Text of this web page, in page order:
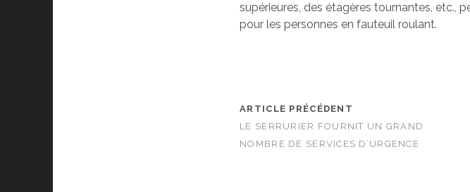
supérieures, des étagères tournantes, etc.,
pour les personnes en fauteuil roulant.
ARTICLE PRÉCÉDENT
LE SERRURIER FOURNIT UN GRAND
NOMBRE DE SERVICES D’URGENCE